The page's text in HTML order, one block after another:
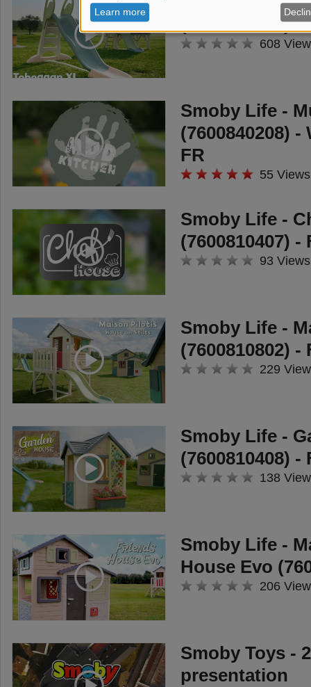
(7600820304) -
608
Smoby Life -
(7600840208)
FR
55 Views
Smoby Life -
(7600810407) -
93 Views
Smoby Life -
(7600810802) -
229
Smoby Life -
(7600810408) -
138
Smoby Life -
House Evo
206
Smoby Toys -
presentation